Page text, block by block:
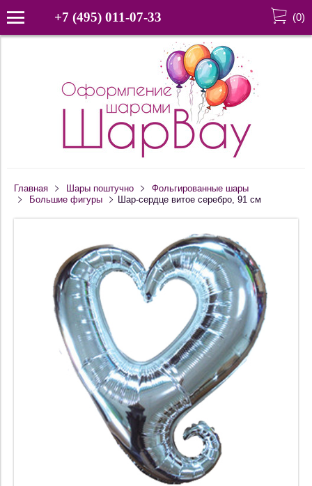
+7 (495) 011-07-33 (0)
Главная Шары поштучно
Фольгированные шары
Большие фигуры
Шар-сердце витое серебро, 91 см